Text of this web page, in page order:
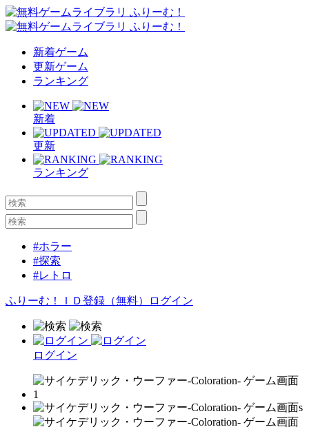
新着ゲーム
更新ゲーム
ランキング
新着
更新
ランキング
#ホラー
#探索
#レトロ
ふりーむ！ＩＤ登録（無料） ログイン
ログイン